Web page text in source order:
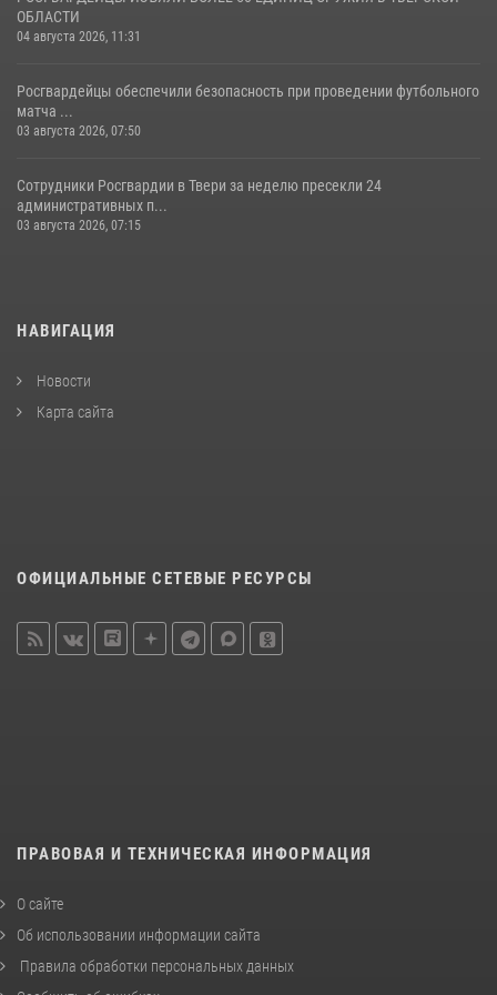
ОБЛАСТИ
04 августа 2026, 11:31
Росгвардейцы обеспечили безопасность при проведении футбольного
матча ...
03 августа 2026, 07:50
Сотрудники Росгвардии в Твери за неделю пресекли 24
административных п...
03 августа 2026, 07:15
НАВИГАЦИЯ
Новости
Карта сайта
ОФИЦИАЛЬНЫЕ СЕТЕВЫЕ РЕСУРСЫ
ПРАВОВАЯ И ТЕХНИЧЕСКАЯ ИНФОРМАЦИЯ
О сайте
Об использовании информации сайта
Правила обработки персональных данных